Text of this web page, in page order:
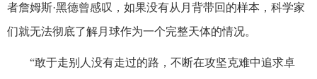
者詹姆斯·黑德曾感叹，如果没有从月背带回的样本，科学家
们就无法彻底了解月球作为一个完整天体的情况。
“敢于走别人没有走过的路，不断在攻坚克难中追求卓